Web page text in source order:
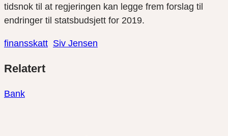
tidsnok til at regjeringen kan legge frem forslag til
endringer til statsbudsjett for 2019.
finansskatt Siv Jensen
link
på
på
Relatert
Bank